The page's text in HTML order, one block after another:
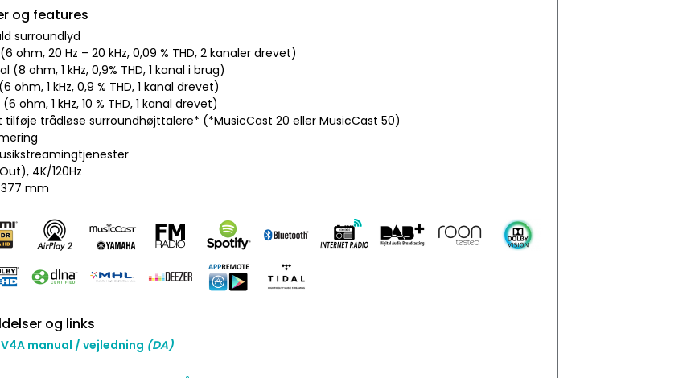
og features
surroundlyd
ohm, 20 Hz – 20 kHz, 0,09 % THD, 2 kanaler drevet)
(8 ohm, 1 kHz, 0,9% THD, 1 kanal i brug)
ohm, 1 kHz, 0,9 % THD, 1 kanal drevet)
ohm, 1 kHz, 10 % THD, 1 kanal drevet)
tilføje trådløse surroundhøjttalere* (*MusicCast 20 eller MusicCast 50)
4K/120Hz
377 mm
og links
manual / vejledning (DA)